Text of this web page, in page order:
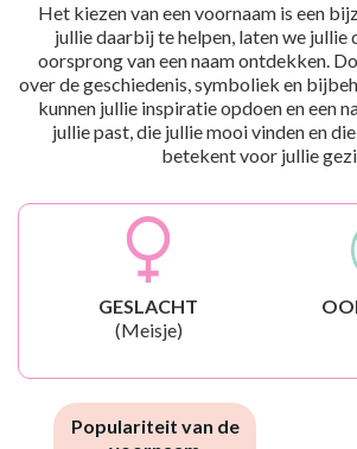
Het kiezen van een voornaam is een
jullie daarbij te helpen, laten we jullie
oorsprong van een naam ontdekken.
over de geschiedenis, symboliek en
kunnen jullie inspiratie opdoen en een
jullie past, die jullie mooi vinden en
betekent voor jullie
GESLACHT
(Meisje)
Populariteit van de